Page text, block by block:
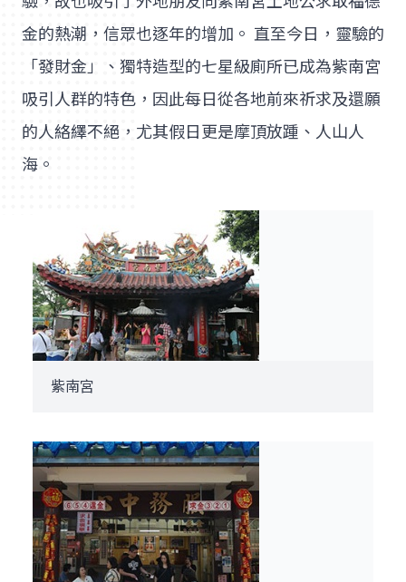
金的熱潮，信眾也逐年的增加。 直至今日，靈驗的
「發財金」、獨特造型的七星級廁所已成為紫南宮
吸引人群的特色，因此每日從各地前來祈求及還願
的人絡繹不絕，尤其假日更是摩頂放踵、人山人
海。
紫南宮